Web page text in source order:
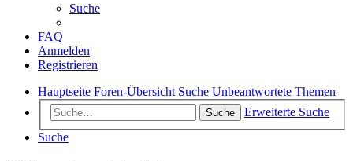
Suche
FAQ
Anmelden
Registrieren
Hauptseite Foren-Übersicht Suche Unbeantwortete Themen
Suche
Erweiterte Suche
Suche